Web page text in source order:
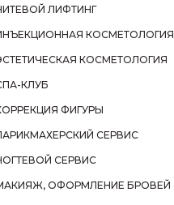
ЛИФТИНГ
КОСМЕТОЛОГИЯ
КОСМЕТОЛОГИЯ
КЛУБ
ФИГУРЫ
СЕРВИС
СЕРВИС
ОФОРМЛЕНИЕ БРОВЕЙ